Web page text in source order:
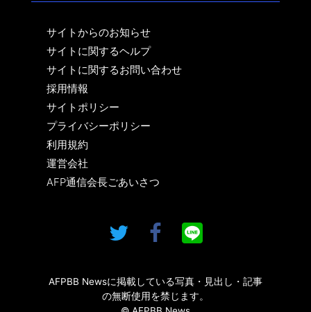
サイトからのお知らせ
サイトに関するヘルプ
サイトに関するお問い合わせ
採用情報
サイトポリシー
プライバシーポリシー
利用規約
運営会社
AFP通信会長ごあいさつ
AFPBB Newsに掲載している写真・見出し・記事
の無断使用を禁じます。